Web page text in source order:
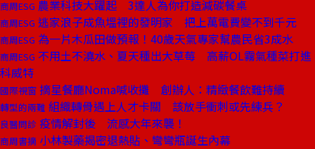
商周ESG 農業科技大躍起 3達人為你打造減碳餐桌
商周ESG 逃家浪子成魚塭裡的發明家 把上萬電費變不到千元
商周ESG 為一片木瓜田做預報！40歲天氣專家幫農民省3成水
商周ESG 不用土不澆水、夏天種出大草莓 高薪OL霧氣種菜打進
科威特
國際視窗 摘星餐廳Noma喊收攤 創辦人：精緻餐飲難持續
轉型的兩難 組織轉骨遇上人才卡關 該放手衝刺或先練兵？
良醫問診 疫情解封後 流感大年來襲！
商周書摘 小林製藥揭密退熱貼、彎彎瓶誕生內幕